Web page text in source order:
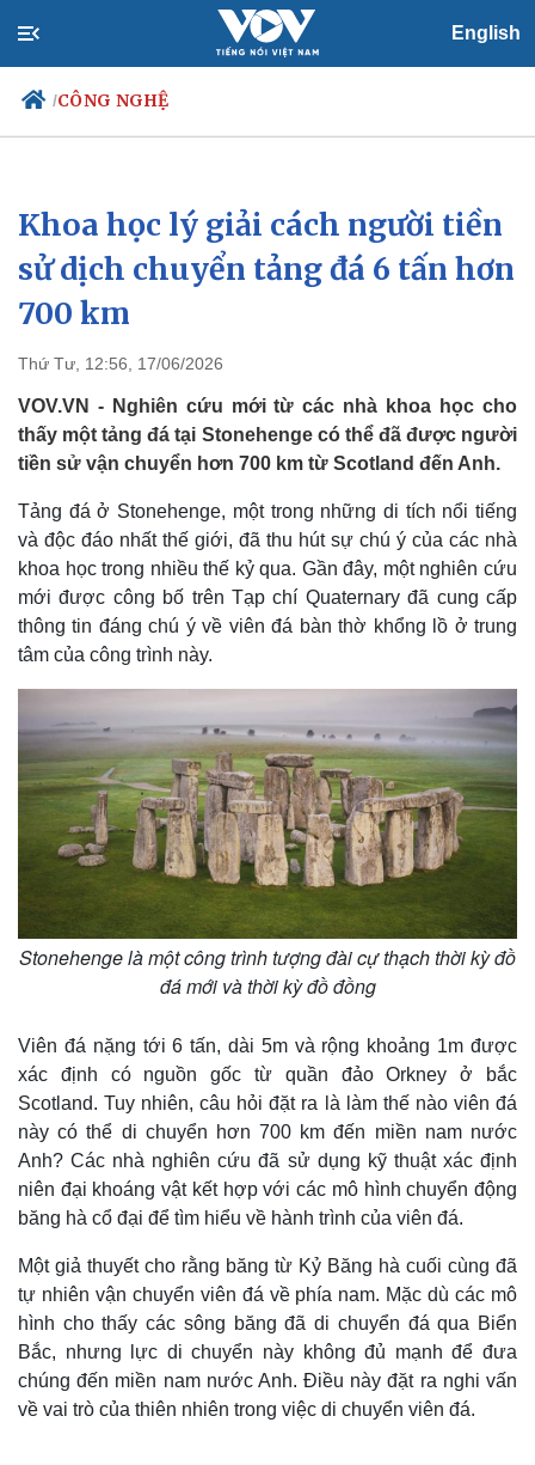
English
/CÔNG NGHỆ
Chính trị
Đảng
Tổ chức nhân sự
Quốc hội
Xã hội
Tin 24h
Dự báo thời tiết
Khoa học lý giải cách người tiền
sử dịch chuyển tảng đá 6 tấn hơn
700 km
Thứ Tư, 12:56, 17/06/2026
VOV.VN - Nghiên cứu mới từ các nhà khoa học cho
thấy một tảng đá tại Stonehenge có thể đã được người
tiền sử vận chuyển hơn 700 km từ Scotland đến Anh.
Tảng đá ở Stonehenge, một trong những di tích nổi tiếng
và độc đáo nhất thế giới, đã thu hút sự chú ý của các nhà
khoa học trong nhiều thế kỷ qua. Gần đây, một nghiên cứu
mới được công bố trên Tạp chí Quaternary đã cung cấp
thông tin đáng chú ý về viên đá bàn thờ khổng lồ ở trung
tâm của công trình này.
Stonehenge là một công trình tượng đài cự thạch thời kỳ đồ
đá mới và thời kỳ đồ đồng
Viên đá nặng tới 6 tấn, dài 5m và rộng khoảng 1m được
xác định có nguồn gốc từ quần đảo Orkney ở bắc
Scotland. Tuy nhiên, câu hỏi đặt ra là làm thế nào viên đá
này có thể di chuyển hơn 700 km đến miền nam nước
Anh? Các nhà nghiên cứu đã sử dụng kỹ thuật xác định
niên đại khoáng vật kết hợp với các mô hình chuyển động
băng hà cổ đại để tìm hiểu về hành trình của viên đá.
Một giả thuyết cho rằng băng từ Kỷ Băng hà cuối cùng đã
tự nhiên vận chuyển viên đá về phía nam. Mặc dù các mô
hình cho thấy các sông băng đã di chuyển đá qua Biển
Bắc, nhưng lực di chuyển này không đủ mạnh để đưa
chúng đến miền nam nước Anh. Điều này đặt ra nghi vấn
về vai trò của thiên nhiên trong việc di chuyển viên đá.